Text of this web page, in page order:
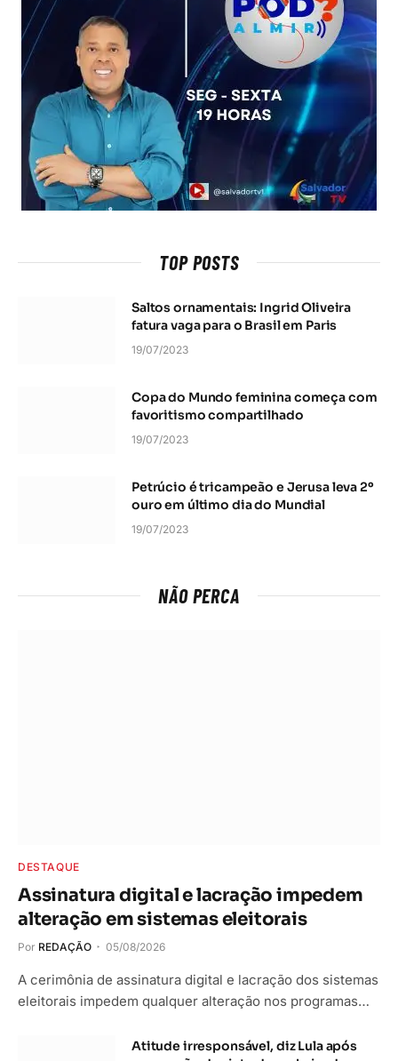
TOP POSTS
Saltos ornamentais: Ingrid Oliveira
fatura vaga para o Brasil em Paris
19/07/2023
Copa do Mundo feminina começa com
favoritismo compartilhado
19/07/2023
Petrúcio é tricampeão e Jerusa leva 2º
ouro em último dia do Mundial
19/07/2023
NÃO PERCA
DESTAQUE
Assinatura digital e lacração impedem
alteração em sistemas eleitorais
Por REDAÇÃO 05/08/2026
A cerimônia de assinatura digital e lacração dos sistemas
eleitorais impedem qualquer alteração nos programas…
Atitude irresponsável, diz Lula após